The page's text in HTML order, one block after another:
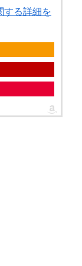
する詳細を